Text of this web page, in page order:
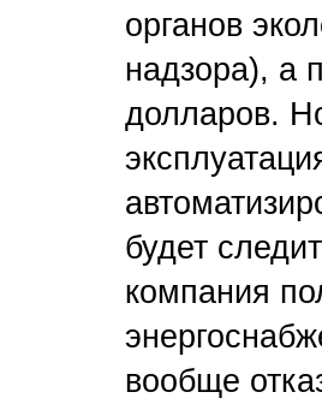
органов
надзора), а
долларов.
будет
компания
вообще